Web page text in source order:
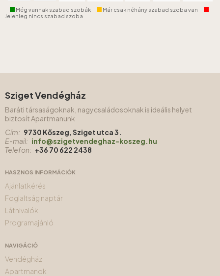
Még vannak szabad szobák
Már csak néhány szabad szoba van
Jelenleg nincs szabad szoba
Sziget Vendégház
Baráti társaságoknak, nagycsaládosoknak is ideális helyet
biztosít Apartmanunk
Cím: 9730 Kőszeg, Sziget utca 3.
E-mail: info@szigetvendeghaz-koszeg.hu
Telefon: +36 70 622 2438
HASZNOS INFORMÁCIÓK
Ajánlatkérés
Foglaltság naptár
Látnivalók
Programajánló
NAVIGÁCIÓ
Vendégház
Apartmanok